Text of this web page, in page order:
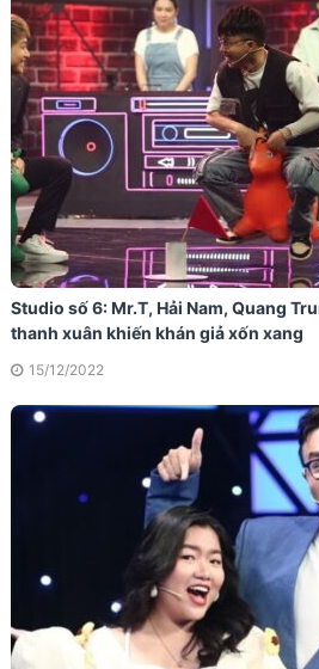
Studio số 6: Mr.T, Hải Nam, Quang
thanh xuân khiến khán giả xốn xang
15/12/2022